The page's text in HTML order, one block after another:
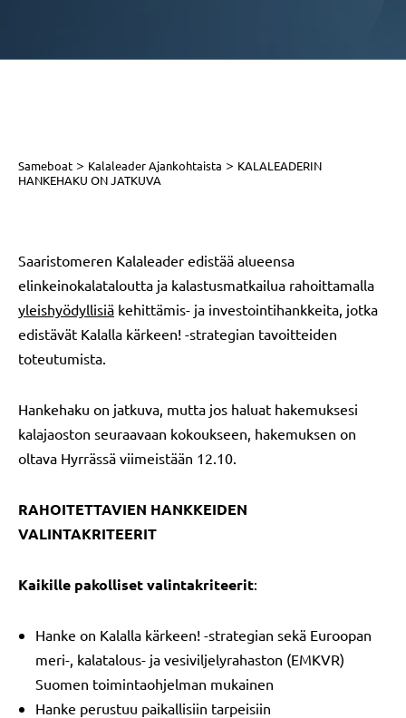
Sameboat > Kalaleader Ajankohtaista > KALALEADERIN
HANKEHAKU ON JATKUVA
Saaristomeren Kalaleader edistää alueensa
elinkeinokalataloutta ja kalastusmatkailua rahoittamalla
yleishyödyllisiä kehittämis- ja investointihankkeita, jotka
edistävät Kalalla kärkeen! -strategian tavoitteiden
toteutumista.
Hankehaku on jatkuva, mutta jos haluat hakemuksesi
kalajaoston seuraavaan kokoukseen, hakemuksen on
oltava Hyrrässä viimeistään 12.10.
RAHOITETTAVIEN HANKKEIDEN
VALINTAKRITEERIT
Kaikille pakolliset valintakriteerit:
Hanke on Kalalla kärkeen! -strategian sekä Euroopan
meri-, kalatalous- ja vesiviljelyrahaston (EMKVR)
Suomen toimintaohjelman mukainen
Hanke perustuu paikallisiin tarpeisiin